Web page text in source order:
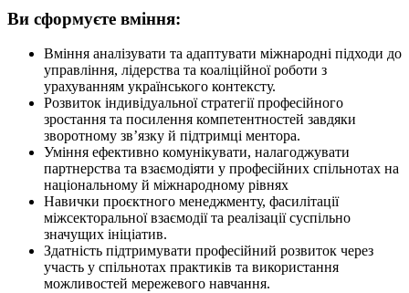
Ви сформуєте вмiння:
Вміння аналізувати та адаптувати міжнародні підходи до
управління, лідерства та коаліційної роботи з
урахуванням українського контексту.
Розвиток індивідуальної стратегії професійного
зростання та посилення компетентностей завдяки
зворотному зв’язку й підтримці ментора.
Уміння ефективно комунікувати, налагоджувати
партнерства та взаємодіяти у професійних спільнотах на
національному й міжнародному рівнях
Навички проєктного менеджменту, фасилітації
міжсекторальної взаємодії та реалізації суспільно
значущих ініціатив.
Здатність підтримувати професійний розвиток через
участь у спільнотах практиків та використання
можливостей мережевого навчання.